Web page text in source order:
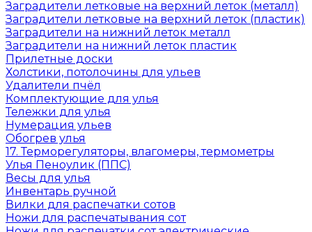
Заградители летковые на верхний леток (металл)
Заградители летковые на верхний леток (пластик)
Заградители на нижний леток металл
Заградители на нижний леток пластик
Прилетные доски
Холстики, потолочины для ульев
Удалители пчёл
Комплектующие для улья
Тележки для улья
Нумерация ульев
Обогрев улья
17. Терморегуляторы, влагомеры, термометры
Улья Пеноулик (ППС)
Весы для улья
Инвентарь ручной
Вилки для распечатки сотов
Ножи для распечатывания сот